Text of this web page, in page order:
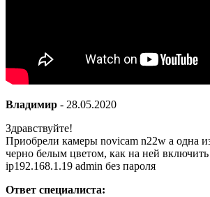
Владимир - 28.05.2020
Здравствуйте!
Приобрели камеры novicam n22w а одна
черно белым цветом, как на ней включить
ip192.168.1.19 admin без пароля
Ответ специалиста: